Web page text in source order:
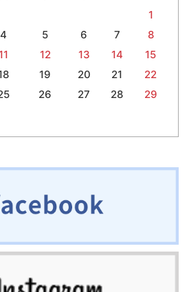
1
4 5 6 7
8
12 13 14
15
19 20 21
22
26 27 28
29